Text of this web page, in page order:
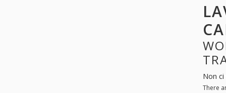
Non
There